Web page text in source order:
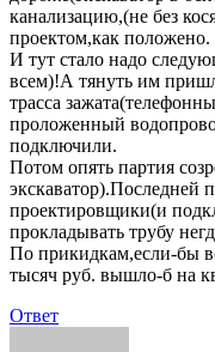
канализацию,(не без
проектом,как положено.
И тут стало надо
всем)!А тянуть им
трасса
проложенный
подключили.
Потом опять партия
экскаватор).Последней
проектировщики(и
прокладывать трубу
По прикидкам,если-бы
тысяч руб. вышло-б на
Ответ